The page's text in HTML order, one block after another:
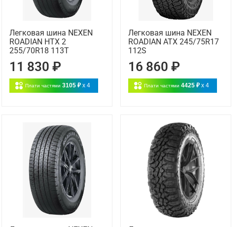
Легковая шина NEXEN
ROADIAN HTX 2
255/70R18 113T
11 830 ₽
Плати частями 3105 ₽ x 4
Легковая шина NEXEN
ROADIAN ATX 245/75R17
112S
16 860 ₽
Плати частями 4425 ₽ x 4